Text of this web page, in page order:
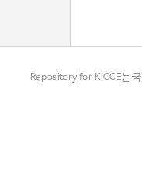
Repository for KICCE는 국